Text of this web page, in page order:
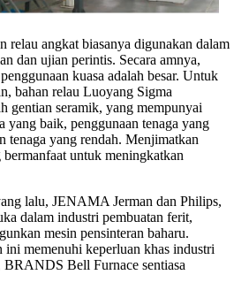
relau angkat biasanya digunakan dalam
dan ujian perintis. Secara amnya,
kuasa adalah besar. Untuk
bahan relau Luoyang Sigma
gentian seramik, yang mempunyai
yang baik, penggunaan tenaga yang
tenaga yang rendah. Menjimatkan
untuk meningkatkan
lalu, JENAMA Jerman dan Philips,
dalam industri pembuatan ferit,
mesin pensinteran baharu.
ini memenuhi keperluan khas industri
BRANDS Bell Furnace sentiasa